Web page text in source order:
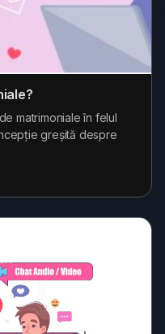
matrimoniale în felul
greșită despre
astfel de site-uri. O
este un website/